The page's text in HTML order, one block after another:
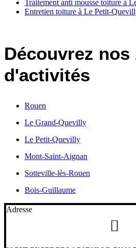
Traitement anti mousse toiture à
Entretien toiture à Le Petit-
Découvrez nos
d'activités
Rouen
Le Grand-Quevilly
Le Petit-Quevilly
Mont-Saint-Aignan
Sotteville-lès-Rouen
Bois-Guillaume
Adresse